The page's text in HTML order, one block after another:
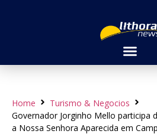
Home
Turismo & Negocios
Governador Jorginho Mello participa
a Nossa Senhora Aparecida em